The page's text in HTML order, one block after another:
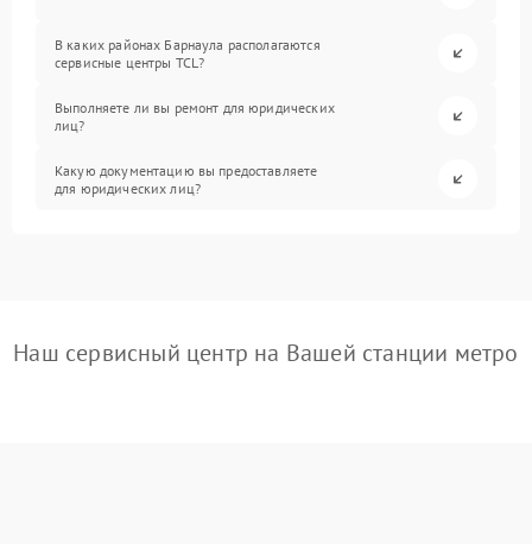
В каких районах Барнаула располагаются
сервисные центры TCL?
Выполняете ли вы ремонт для юридических
лиц?
Какую документацию вы предоставляете
для юридических лиц?
Наш сервисный центр на Вашей станции метро